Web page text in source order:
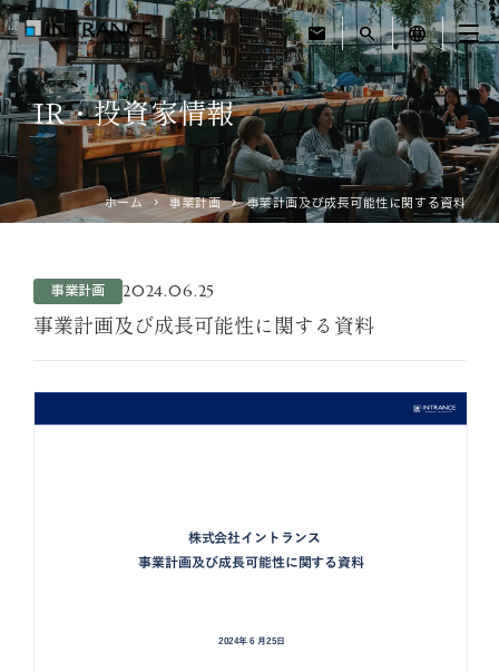
mail search language
トップ
企業情報
運営ホテル
IR・投資家情報
IR・投資家情報
ホーム 事業計画 事業計画及び成長可能性に関する資料
事業計画 2024.06.25
事業計画及び成長可能性に関する資料